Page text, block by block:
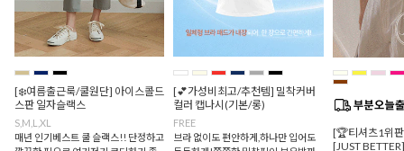
[❄️여름출근룩/쿨원단] 아이스콜드
스판 일자슬랙스
S,M,L,XL
매년 인기베스트 쿨 슬랙스!! 단정하고
[💕가성비최고/추천템] 밀착커버
컬러 캡나시(기본/롱)
FREE
브라 없이도 편안하게,하나만 입어도
[🏆티셔츠1위
[JUST